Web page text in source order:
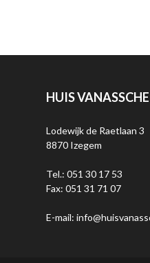
HUIS VANASSCHE
Lodewijk de Raetlaan 3
8870 Izegem
Tel.: 051 30 17 53
Fax: 051 31 71 07
E-mail: